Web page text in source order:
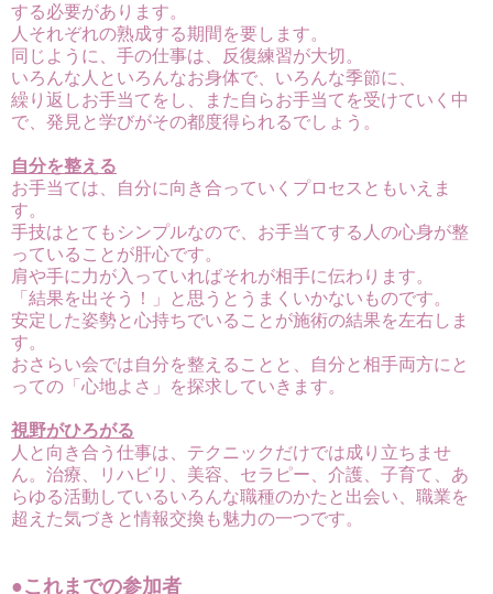
する必要があります。
人それぞれの熟成する期間を要します。
同じように、手の仕事は、反復練習が大切。
いろんな人といろんなお身体で、いろんな季節に、
繰り返しお手当てをし、また自らお手当てを受けていく中
で、発見と学びがその都度得られるでしょう。
自分を整える
お手当ては、自分に向き合っていくプロセスともいえま
す。
手技はとてもシンプルなので、お手当てする人の心身が整
っていることが肝心です。
肩や手に力が入っていればそれが相手に伝わります。
「結果を出そう！」と思うとうまくいかないものです。
安定した姿勢と心持ちでいることが施術の結果を左右しま
す。
おさらい会では自分を整えることと、自分と相手両方にと
っての「心地よさ」を探求していきます。
視野がひろがる
人と向き合う仕事は、テクニックだけでは成り立ちませ
ん。治療、リハビリ、美容、セラピー、介護、子育て、あ
らゆる活動しているいろんな職種のかた と出会い、職業を
超えた気づきと情報交換も魅力の一つです。
●これまでの参加者